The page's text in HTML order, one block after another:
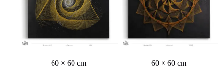
60 × 60 cm 60 × 60 cm